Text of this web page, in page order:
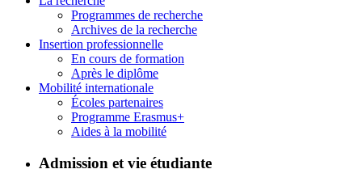
Programmes de recherche
Archives de la recherche
Insertion professionnelle
En cours de formation
Après le diplôme
Mobilité internationale
Écoles partenaires
Programme Erasmus+
Aides à la mobilité
Admission et vie étudiante